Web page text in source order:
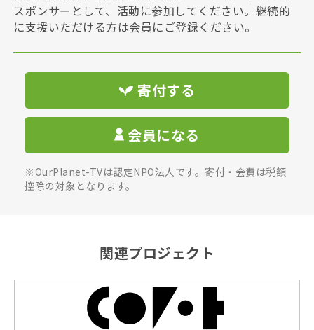
スポンサーとして、活動に参加してください。継続的
に支援いただける方は会員にご登録ください。
寄付する
会員になる
※OurPlanet-TVは認定NPO法人です。寄付・会費は税額
控除の対象となります。
関連プロジェクト